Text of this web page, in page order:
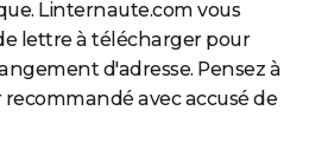
Linternaute.com vous
lettre à télécharger pour
d'adresse. Pensez à
recommandé avec accusé de